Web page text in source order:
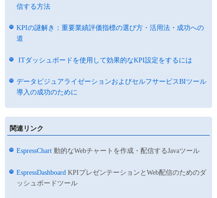
信する方法
KPIの謎解き：重要業績評価指標の選び方・活用法・成功への
道
ITダッシュボードを使用して効果的なKPI設定をするには
データビジュアライゼーションおよびセルフサービスBIツール
導入の成功のために
関連リンク
EspressChart 動的なWebチャートを作成・配信するJavaツール
EspressDashboard KPIプレゼンテーションとWeb配信のためのダ
ッシュボードツール